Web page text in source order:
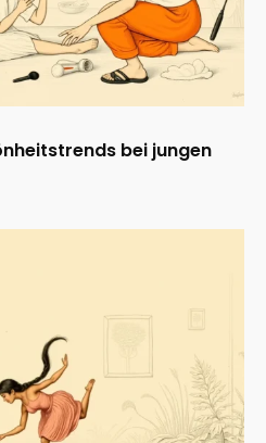
bei jungen